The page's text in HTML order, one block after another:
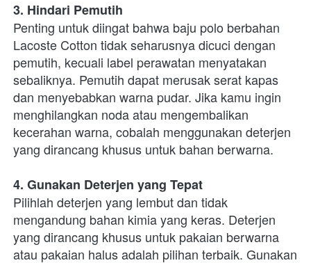
3. Hindari Pemutih
Penting untuk diingat bahwa baju polo berbahan
Lacoste Cotton tidak seharusnya dicuci dengan
pemutih, kecuali label perawatan menyatakan
sebaliknya. Pemutih dapat merusak serat kapas
dan menyebabkan warna pudar. Jika kamu ingin
menghilangkan noda atau mengembalikan
kecerahan warna, cobalah menggunakan deterjen
yang dirancang khusus untuk bahan berwarna.
4. Gunakan Deterjen yang Tepat
Pilihlah deterjen yang lembut dan tidak
mengandung bahan kimia yang keras. Deterjen
yang dirancang khusus untuk pakaian berwarna
atau pakaian halus adalah pilihan terbaik. Gunakan